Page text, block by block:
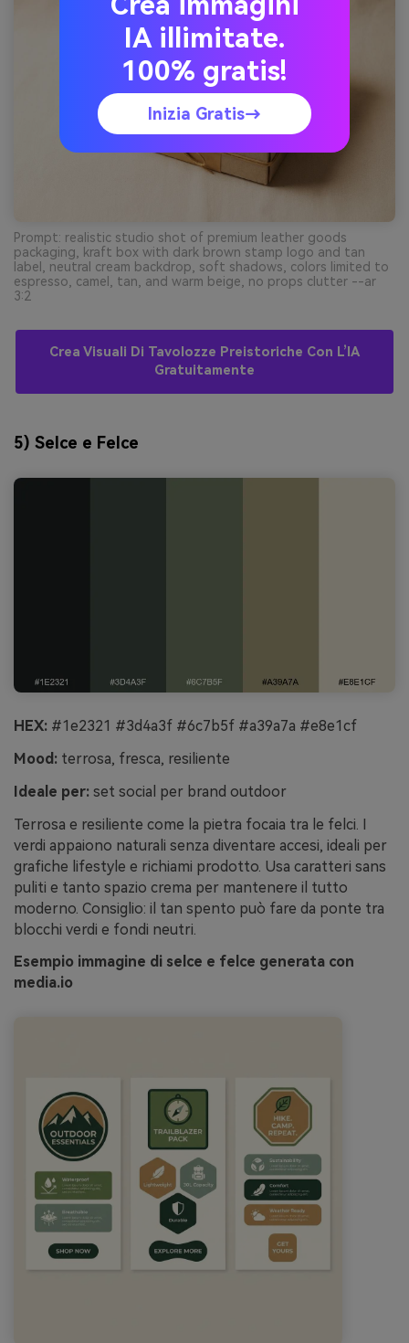
Prompt: realistic studio shot of premium leather goods
packaging, kraft box with dark brown stamp logo and tan
label, neutral cream backdrop, soft shadows, colors limited to
espresso, camel, tan, and warm beige, no props clutter --ar
3:2
Crea Visuali Di Tavolozze Preistoriche Con L’IA
Gratuitamente
5) Selce e Felce
HEX: #1e2321 #3d4a3f #6c7b5f #a39a7a #e8e1cf
Mood: terrosa, fresca, resiliente
Ideale per: set social per brand outdoor
Terrosa e resiliente come la pietra focaia tra le felci. I
verdi appaiono naturali senza diventare accesi, ideali per
grafiche lifestyle e richiami prodotto. Usa caratteri sans
puliti e tanto spazio crema per mantenere il tutto
moderno. Consiglio: il tan spento può fare da ponte tra
blocchi verdi e fondi neutri.
Esempio immagine di selce e felce generata con
media.io
IA illimitate.
100% gratis!
Inizia Gratis→